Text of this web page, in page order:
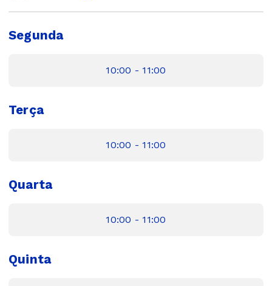
Segunda
10:00 - 11:00
Terça
10:00 - 11:00
Quarta
10:00 - 11:00
Quinta